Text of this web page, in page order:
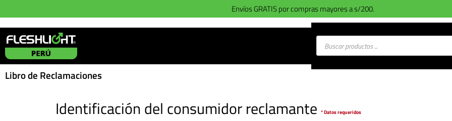
al
contenido
Envíos GRATIS por compras mayores a s/200.
Búsqueda
productos
Libro de Reclamaciones
Identificación del consumidor reclamante * Datos requeridos